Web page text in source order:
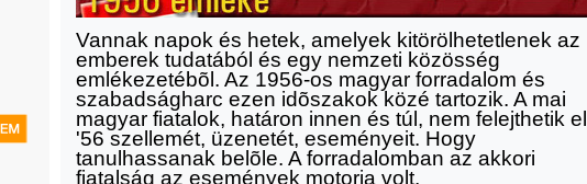
Vannak napok és hetek, amelyek kitörölhetetlenek az
emberek tudatából és egy nemzeti közösség
emlékezetébõl. Az 1956-os magyar forradalom és
szabadságharc ezen idõszakok közé tartozik. A mai
magyar fiatalok, határon innen és túl, nem felejthetik el
'56 szellemét, üzenetét, eseményeit. Hogy
tanulhassanak belõle. A forradalomban az akkori
fiatalság az események motorja volt,